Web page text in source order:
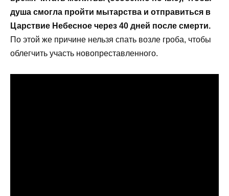
душа смогла пройти мытарства и отправиться в
Царствие Небесное через 40 дней после смерти.
По этой же причине нельзя спать возле гроба, чтобы
облегчить участь новопреставленного.